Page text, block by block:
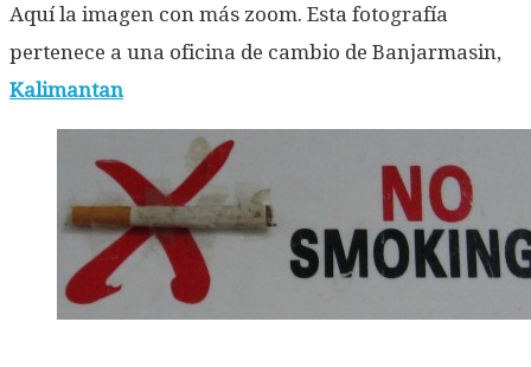
Aquí la imagen con más zoom. Esta fotografía
pertenece a una oficina de cambio de Banjarmasin,
Kalimantan